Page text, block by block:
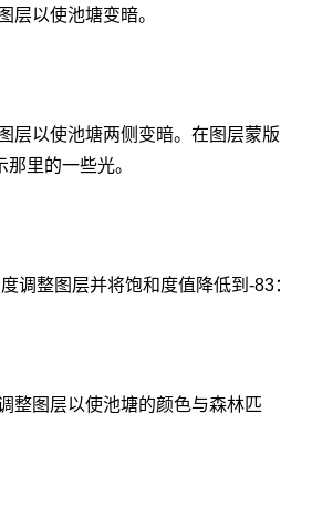
层以使池塘变暗。
层以使池塘两侧变暗。在图层蒙版
那里的一些光。
调整图层并将饱和度值降低到-83：
整图层以使池塘的颜色与森林匹